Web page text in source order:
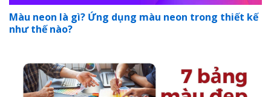
Màu neon là gì? Ứng dụng màu neon trong thiết kế
như thế nào?